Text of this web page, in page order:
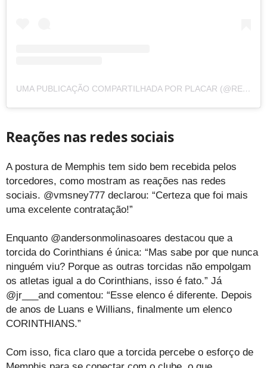
UMA PUBLICAÇÃO COMPARTILHADA POR PLACAR (@REVISTAPLACAR)
Reações nas redes sociais
A postura de Memphis tem sido bem recebida pelos
torcedores, como mostram as reações nas redes
sociais. @vmsney777 declarou: “Certeza que foi mais
uma excelente contratação!”
Enquanto @andersonmolinasoares destacou que a
torcida do Corinthians é única: “Mas sabe por que nunca
ninguém viu? Porque as outras torcidas não empolgam
os atletas igual a do Corinthians, isso é fato.” Já
@jr___and comentou: “Esse elenco é diferente. Depois
de anos de Luans e Willians, finalmente um elenco
CORINTHIANS.”
Com isso, fica claro que a torcida percebe o esforço de